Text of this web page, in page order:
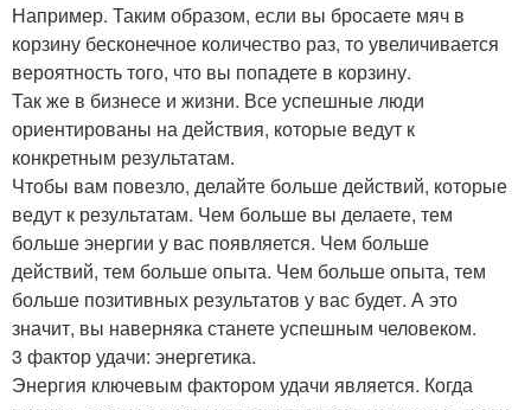
Например. Таким образом, если вы бросаете мяч в
корзину бесконечное количество раз, то увеличивается
вероятность того, что вы попадете в корзину.
Так же в бизнесе и жизни. Все успешные люди
ориентированы на действия, которые ведут к
конкретным результатам.
Чтобы вам повезло, делайте больше действий, которые
ведут к результатам. Чем больше вы делаете, тем
больше энергии у вас появляется. Чем больше
действий, тем больше опыта. Чем больше опыта, тем
больше позитивных результатов у вас будет. А это
значит, вы наверняка станете успешным человеком.
3 фактор удачи: энергетика.
Энергия ключевым фактором удачи является. Когда